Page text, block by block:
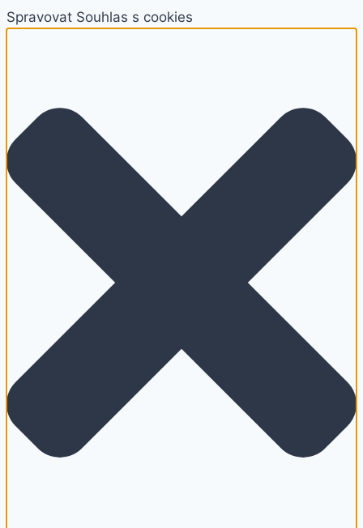
Spravovat Souhlas s cookies